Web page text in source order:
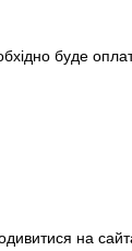
буде
на